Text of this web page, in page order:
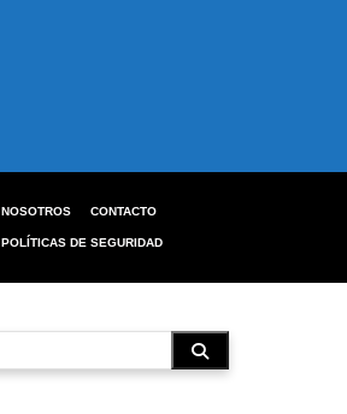
NOSOTROS CONTACTO
POLÍTICAS DE SEGURIDAD